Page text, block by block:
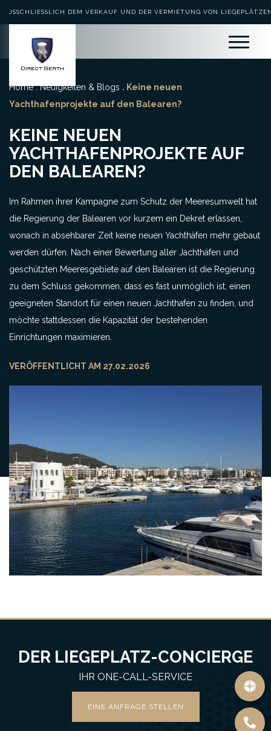
AUSSCHLIESSLICH DEM VERKAUF UND DER VERMIETUNG VON LIEGEPLÄTZEN
Home.Neuigkeiten & Blogs . Keine neuen
Yachthafenprojekte auf den Balearen?
KEINE NEUEN
YACHTHAFENPROJEKTE AUF
DEN BALEAREN?
Im Rahmen ihrer Kampagne zum Schutz der Meeresumwelt hat
die Regierung der Balearen vor kurzem ein Dekret erlassen,
wonach in absehbarer Zeit keine neuen Yachthäfen mehr gebaut
werden dürfen. Nach einer Bewertung aller Jachthäfen und
geschützten Meeresgebiete auf den Balearen ist die Regierung
zu dem Schluss gekommen, dass es fast unmöglich ist, einen
geeigneten Standort für einen neuen Jachthafen zu finden, und
möchte stattdessen die Kapazität der bestehenden
Einrichtungen maximieren.
VERÖFFENTLICHT AM 27.02.2026
DER LIEGEPLATZ-CONCIERGE
IHR ONE-CALL-SERVICE
EINE ANFRAGE STELLEN